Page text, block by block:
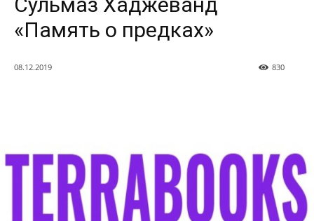
«Память о предках»
08.12.2019 830